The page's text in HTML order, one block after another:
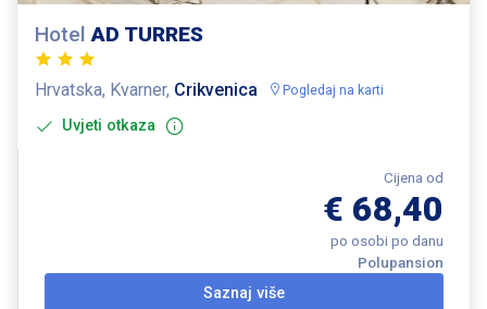
HotelAD TURRES
Hrvatska, Kvarner, Crikvenica Pogledaj na karti
Uvjeti otkaza
Cijena od
€ 68,40
po osobi po danu
Polupansion
Saznaj više